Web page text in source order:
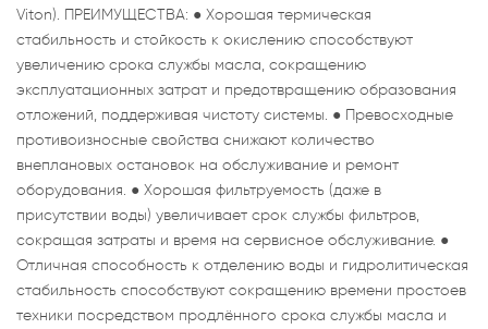
Viton). ПРЕИМУЩЕСТВА: ● Хорошая термическая
стабильность и стойкость к окислению способствуют
увеличению срока службы масла, сокращению
эксплуатационных затрат и предотвращению образования
отложений, поддерживая чистоту системы. ● Превосходные
противоизносные свойства снижают количество
внеплановых остановок на обслуживание и ремонт
оборудования. ● Хорошая фильтруемость (даже в
присутствии воды) увеличивает срок службы фильтров,
сокращая затраты и время на сервисное обслуживание. ●
Отличная способность к отделению воды и гидролитическая
стабильность способствуют сокращению времени простоев
техники посредством продлённого срока службы масла и